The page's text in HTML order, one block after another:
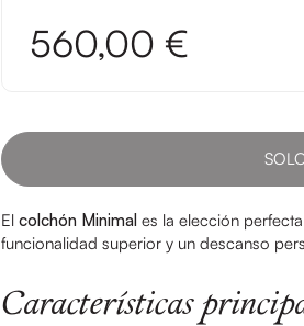
560,00 €
El colchón Minimal es la elección
funcionalidad superior y un descanso
Características